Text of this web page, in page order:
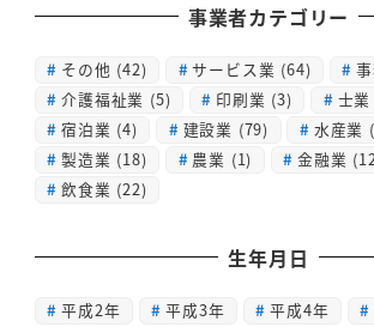
事業者カテゴリー
その他 (42) サービス業 (64)
介護福祉業 (5) 印刷業 (3) 士業
宿泊業 (4) 建設業 (79) 水産業
製造業 (18) 農業 (1) 金融業
飲食業 (22)
生年月日
平成2年 平成3年 平成4年